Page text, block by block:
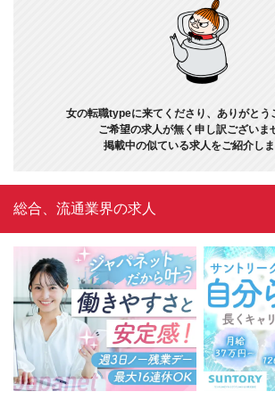
女の転職typeに来てくださり、ありがとう
ご希望の求人が無く申し訳ござい
掲載中の似ている求人をご紹介しま
総合、流通業界の求人